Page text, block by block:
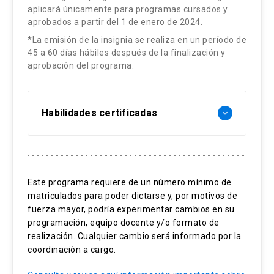
Católica, Red Salud UC-CHRISTUS.
Lucas Gutiérrez Lafrentz
Médico Cirujano, Universidad del Desarrollo-CAS.
Magíster en Bioética Universidad del
Universidad de Amberes (UA).Miembro de
equipo clínico en Centro de Trastornos de
Ansiedad.
Sofía Herrera Andrade
aplicará únicamente para programas cursados y
aprobados a partir del 1 de enero de 2024.
*La emisión de la insignia se realiza en un período de
45 a 60 días hábiles después de la finalización y
aprobación del programa.
Habilidades certificadas keyboard_arrow_down
Manejo de psicofármacos
Detectar efectos adversos
Prescripción segura
Este programa requiere de un número mínimo de
matriculados para poder dictarse y, por motivos de
fuerza mayor, podría experimentar cambios en su
programación, equipo docente y/o formato de
realización. Cualquier cambio será informado por la
coordinación a cargo.